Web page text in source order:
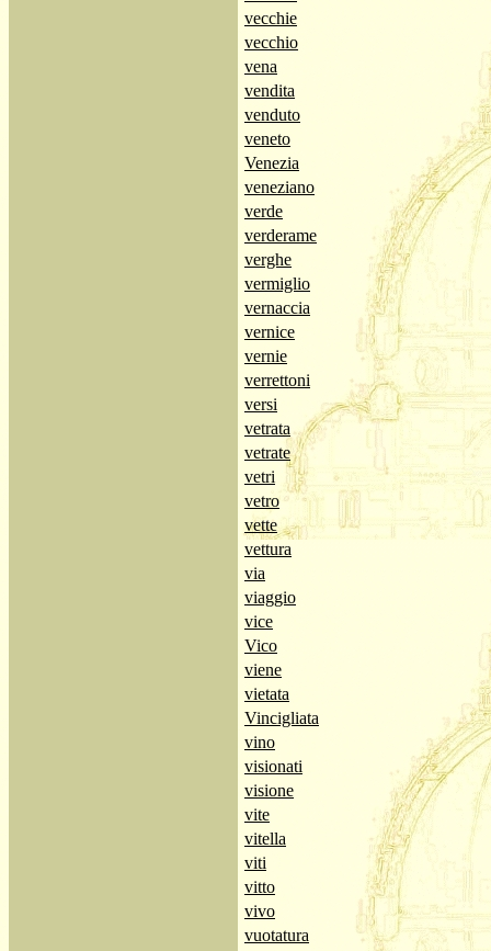
vecchie
vecchio
vena
vendita
venduto
veneto
Venezia
veneziano
verde
verderame
verghe
vermiglio
vernaccia
vernice
vernie
verrettoni
versi
vetrata
vetrate
vetri
vetro
vette
vettura
via
viaggio
vice
Vico
viene
vietata
Vincigliata
vino
visionati
visione
vite
vitella
viti
vitto
vivo
vuotatura